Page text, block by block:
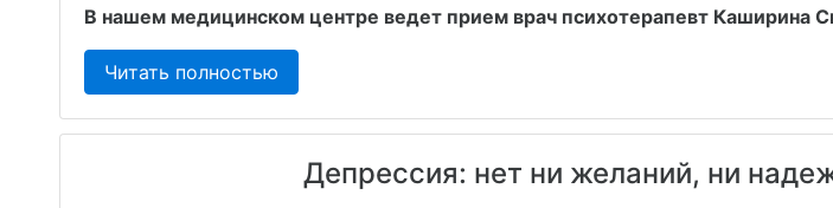
В нашем медицинском центре ведет прием врач психотерапевт Каширина
Читать полностью
Депрессия: нет ни желаний, ни